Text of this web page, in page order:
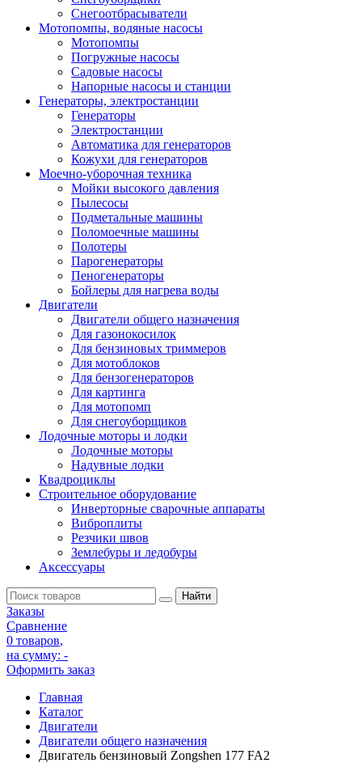
Снегоотбрасыватели
Мотопомпы, водяные насосы
Мотопомпы
Погружные насосы
Садовые насосы
Напорные насосы и станции
Генераторы, электростанции
Генераторы
Электростанции
Автоматика для генераторов
Кожухи для генераторов
Моечно-уборочная техника
Мойки высокого давления
Пылесосы
Подметальные машины
Поломоечные машины
Полотеры
Парогенераторы
Пеногенераторы
Бойлеры для нагрева воды
Двигатели
Двигатели общего назначения
Для газонокосилок
Для бензиновых триммеров
Для мотоблоков
Для бензогенераторов
Для картинга
Для мотопомп
Для снегоуборщиков
Лодочные моторы и лодки
Лодочные моторы
Надувные лодки
Квадроциклы
Строительное оборудование
Инверторные сварочные аппараты
Виброплиты
Резчики швов
Землебуры и ледобуры
Аксессуары
Заказы
Сравнение
0 товаров,
на сумму: -
Оформить заказ
Главная
Каталог
Двигатели
Двигатели общего назначения
Двигатель бензиновый Zongshen 177 FA2